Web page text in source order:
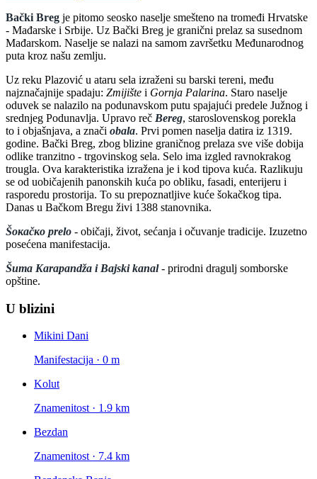
Bački Breg je pitomo seosko naselje smešteno na tromeđi Hrvatske
- Mađarske i Srbije. Uz Bački Breg je granični prelaz sa susednom
Mađarskom. Naselje se nalazi na samom završetku Međunarodnog
puta kroz našu zemlju.
Uz reku Plazović u ataru sela izraženi su barski tereni, među
najznačajnije spadaju: Zmijište i Gornja Palarina. Staro naselje
oduvek se nalazilo na podunavskom putu spajajući predele Južnog i
srednjeg Podunavlja. Upravo reč Bereg, staroslovenskog porekla
to i objašnjava, a znači obala. Prvi pomen naselja datira iz 1319.
godine. Bački Breg, zbog blizine graničnog prelaza sve više dobija
odlike tranzitno - trgovinskog sela. Selo ima izgled ravnokrakog
trougla. Ova karakteristika izražena je i kod tipova kuća. Razlikuju
se od uobičajenih panonskih kuća po obliku, fasadi, enterijeru i
rasporedu prostorija. To su prepoznatljive kuće šokačkog tipa.
Danas u Bačkom Bregu živi 1388 stanovnika.
Šокаčко prelo - običaji, život, sećanja i očuvanje tradicije. Izuzetno
posećena manifestacija.
Šuma Karapandža i Bajski kanal- prirodni dragulj somborske
opštine.
U blizini
Mikini Dani
Manifestacija · 0 m
Kolut
Znamenitost · 1.9 km
Bezdan
Znamenitost · 7.4 km